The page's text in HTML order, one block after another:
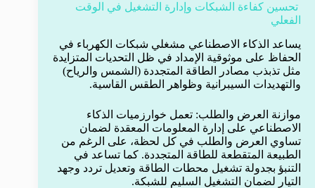
تحسين كفاءة الشبكات وإدارة التشغيل في الوقت
الفعلي
يساعد الذكاء الاصطناعي مشغلي شبكات الكهرباء في
الحفاظ على موثوقية الإمداد في ظل التحديات المتزايدة
مثل تذبذب مصادر الطاقة المتجددة (الشمس والرياح)
والتهديدات السيبرانية وظواهر الطقس القاسية.
موازنة العرض والطلب: تعمل خوارزميات الذكاء
الاصطناعي على إدارة المعلومات المعقدة لضمان
تساوي العرض والطلب في كل لحظة، على الرغم من
الطبيعة المتقطعة للطاقة المتجددة. كما تساعد في
التنبؤ بجدولة تشغيل محطات الطاقة وتعديل تردد وجهد
التيار لضمان التشغيل السليم للشبكة.